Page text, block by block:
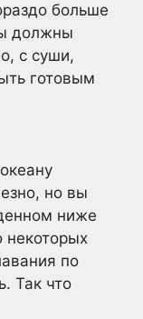
больше
должны
с суши,
готовым
но вы
ниже
некоторых
по
Так что